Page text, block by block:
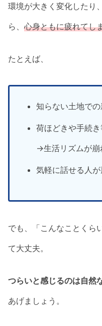
環境が大きく変化したり
ら、 心身ともに疲れてし
たとえば、
知らない土地で
荷ほどきや手続
→生活リズムが崩
気軽に話せる人
でも、「こんなことくら
て大丈夫。
つらいと感じるのは自然
あげましょう。